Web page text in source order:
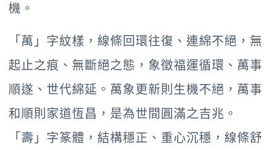
機。
「萬」字紋樣，線條回環往復、連綿不絕，無
起止之痕、無斷絕之態，象徵福運循環、萬事
順遂、世代綿延。萬象更新則生機不絕，萬事
和順則家道恆昌，是為世間圓滿之吉兆。
「壽」字篆體，結構穩正、重心沉穩，線條舒